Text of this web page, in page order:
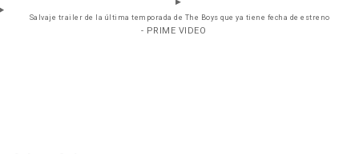
Salvaje trailer de la última temporada de The Boys que ya tiene fecha de estreno
- PRIME VIDEO